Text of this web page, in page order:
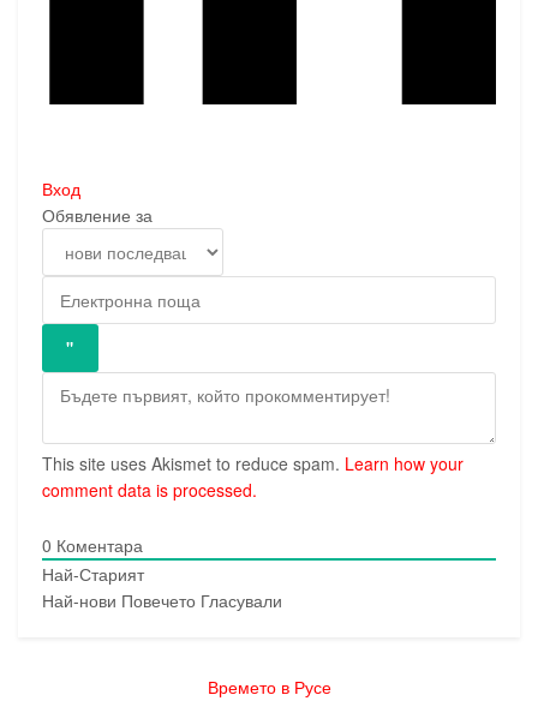
Вход
Обявление за
This site uses Akismet to reduce spam. Learn how your
comment data is processed.
0 Коментара
Най-Старият
Най-нови Повечето Гласували
Времето в Русе